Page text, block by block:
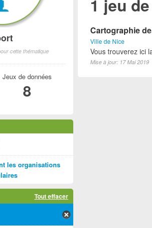
1 jeu
Cartographie
Ville de Nice
Vous trouverez ici
Mise à jour: 17 Mai 2019
cette thématique
Jeux de données
8
les organisations
Tout effacer